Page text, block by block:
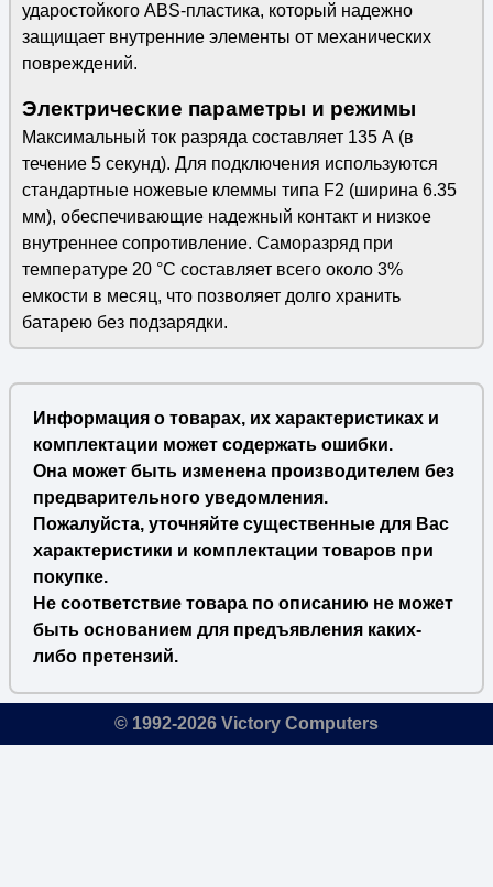
ударостойкого ABS-пластика, который надежно
защищает внутренние элементы от механических
повреждений.
Электрические параметры и режимы
Максимальный ток разряда составляет 135 А (в
течение 5 секунд). Для подключения используются
стандартные ножевые клеммы типа F2 (ширина 6.35
мм), обеспечивающие надежный контакт и низкое
внутреннее сопротивление. Саморазряд при
температуре 20 °C составляет всего около 3%
емкости в месяц, что позволяет долго хранить
батарею без подзарядки.
Информация о товарах, их характеристиках и
комплектации может содержать ошибки.
Она может быть изменена производителем без
предварительного уведомления.
Пожалуйста, уточняйте существенные для Вас
характеристики и комплектации товаров при
покупке.
Не соответствие товара по описанию не может
быть основанием для предъявления каких-
либо претензий.
© 1992-2026 Victory Computers